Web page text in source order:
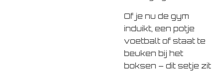
Of je nu de gym
induikt, een potje
voetbalt of staat te
beuken bij het
boksen – dit setje zit